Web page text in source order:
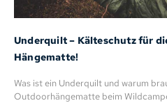
Underquilt – Kälteschutz für
Hängematte!
Was ist ein Underquilt und warum
Outdoorhängematte beim